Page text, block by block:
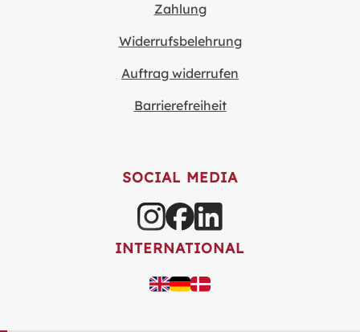
Zahlung
Widerrufsbelehrung
Auftrag widerrufen
Barrierefreiheit
SOCIAL MEDIA
INTERNATIONAL